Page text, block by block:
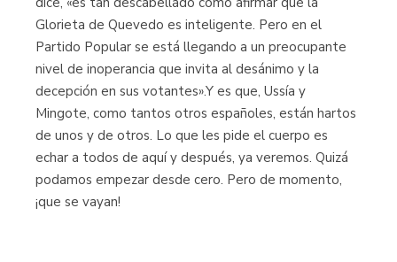
Glorieta de Quevedo es inteligente. Pero en el
Partido Popular se está llegando a un preocupante
nivel de inoperancia que invita al desánimo y la
decepción en sus votantes».Y es que, Ussía y
Mingote, como tantos otros españoles, están hartos
de unos y de otros. Lo que les pide el cuerpo es
echar a todos de aquí y después, ya veremos. Quizá
podamos empezar desde cero. Pero de momento,
¡que se vayan!